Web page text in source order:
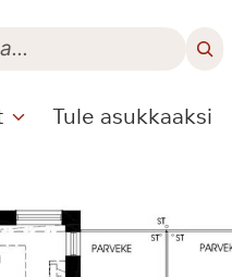
Tule asukkaaksi